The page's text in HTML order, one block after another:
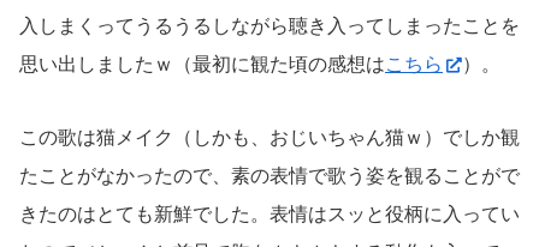
入しまくってうるうるしながら聴き入ってしまったことを
思い出しましたｗ（最初に観た頃の感想はこちら ）。
この歌は猫メイク（しかも、おじいちゃん猫ｗ）でしか観
たことがなかったので、素の表情で歌う姿を観ることがで
きたのはとても新鮮でした。表情はスッと役柄に入ってい